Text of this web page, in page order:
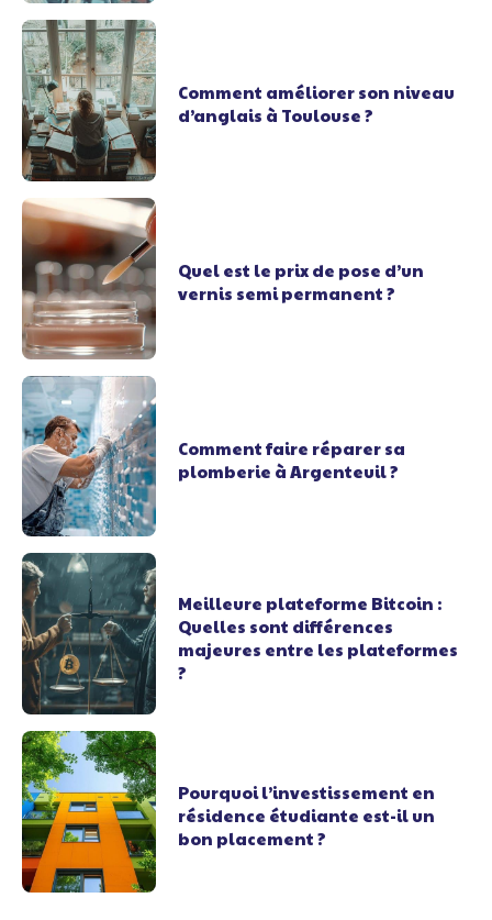
Comment améliorer son niveau
d’anglais à Toulouse ?
Quel est le prix de pose d’un
vernis semi permanent ?
Comment faire réparer sa
plomberie à Argenteuil ?
Meilleure plateforme Bitcoin :
Quelles sont différences
majeures entre les plateformes
?
Pourquoi l’investissement en
résidence étudiante est-il un
bon placement ?